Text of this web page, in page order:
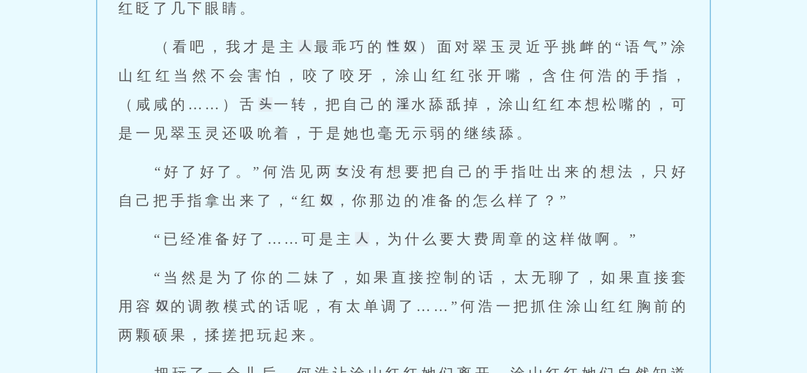
红眨了几下眼睛。
（看吧，我才是主 最乖巧的
）面对翠玉灵近乎挑衅的“语气”涂
山红红当然不会害怕，咬了咬牙，涂山红红张开嘴，含住何浩的手指，
（咸咸的……）舌
一转，把自己的
水舔舐掉，涂山红红本想松嘴的，可
是一见翠玉灵还吸吮着，于是她也毫无示弱的继续舔。
“好了好了。”何浩见两
没有想要把自己的手指吐出来的想法，只好
自己把手指拿出来了，“红
，你那边的准备的怎么样了？”
“已经准备好了……可是主 ，为什么要大费周章的这样做啊。”
用容
的调教模式的话呢，有太单调了……”何浩一把抓住涂山红红胸前的
两颗硕果，揉搓把玩起来。